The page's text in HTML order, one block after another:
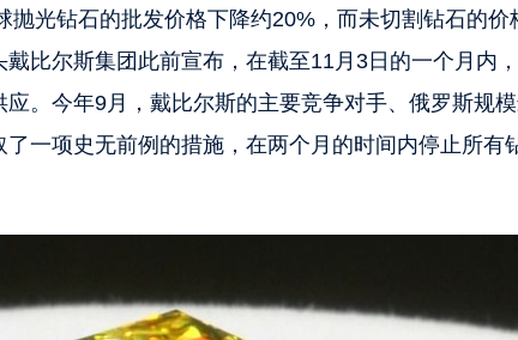
光钻石的批发价格下降约20%，而未切割钻石的价
比尔斯集团此前宣布，在截至11月3日的一个月内
。今年9月，戴比尔斯的主要竞争对手、俄罗斯规
一项史无前例的措施，在两个月的时间内停止所有